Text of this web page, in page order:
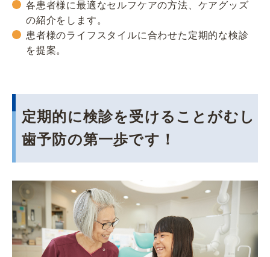
各患者様に最適なセルフケアの方法、ケアグッズ
の紹介をします。
患者様のライフスタイルに合わせた定期的な検診
を提案。
定期的に検診を受けることがむし
歯予防の第一歩です！